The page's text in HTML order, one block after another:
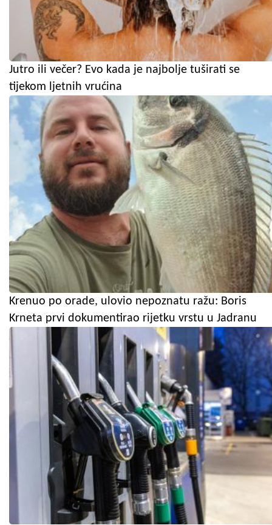
Jutro ili večer? Evo kada je najbolje tuširati se
tijekom ljetnih vrućina
Krenuo po orade, ulovio nepoznatu ražu: Boris
Krneta prvi dokumentirao rijetku vrstu u Jadranu